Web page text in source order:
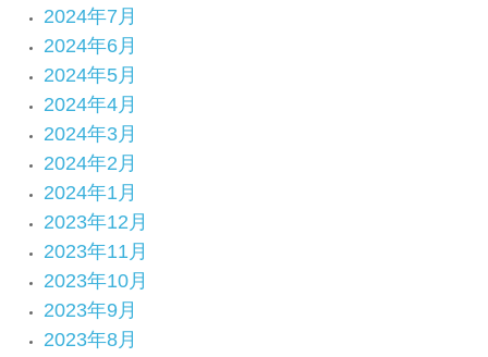
2024年7月
2024年6月
2024年5月
2024年4月
2024年3月
2024年2月
2024年1月
2023年12月
2023年11月
2023年10月
2023年9月
2023年8月